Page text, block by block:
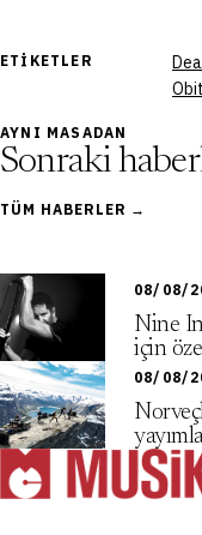
ETIKETLER
AYNI MASADAN
Sonraki
TÜM HABERLER →
08/08/
Nine
için
08/08/